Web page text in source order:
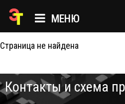
МЕНЮ
ГЛАВНАЯ
О КОМПАНИИ
404
Страница не найдена
Контакты и схема